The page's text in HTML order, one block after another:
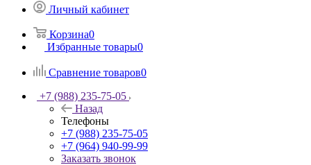
Личный кабинет
Корзина0
Избранные товары0
Сравнение товаров0
+7 (988) 235-75-05
Назад
Телефоны
+7 (988) 235-75-05
+7 (964) 940-99-99
Заказать звонок